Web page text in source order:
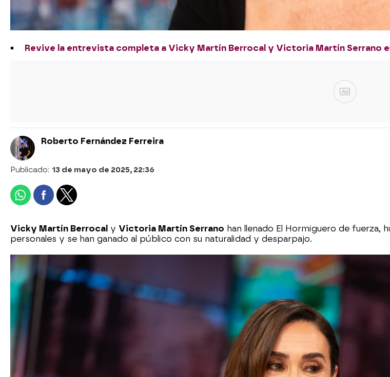
Revive la entrevista completa a Vicky Martín Berrocal y Victoria Martín Serrano
Ad
Roberto Fernández Ferreira
Publicado: 13 de mayo de 2025, 22:36
Vicky Martín Berrocal y Victoria Martín Serrano han llenado El Hormiguero de
personales y se han ganado al público con su naturalidad y desparpajo.